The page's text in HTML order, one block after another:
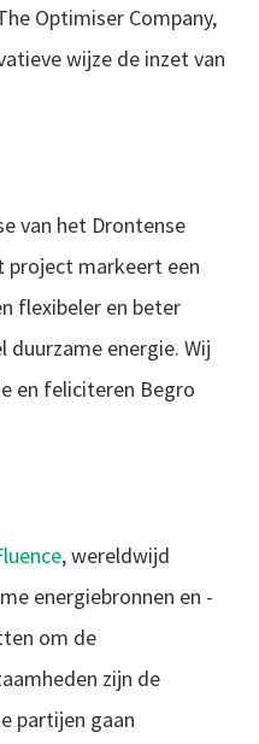
Optimiser Company,
wijze de inzet van
van het Drontense
project markeert een
flexibeler en beter
energie. Wij
en feliciteren Begro
, wereldwijd
energiebronnen en -
om de
zijn de
partijen gaan